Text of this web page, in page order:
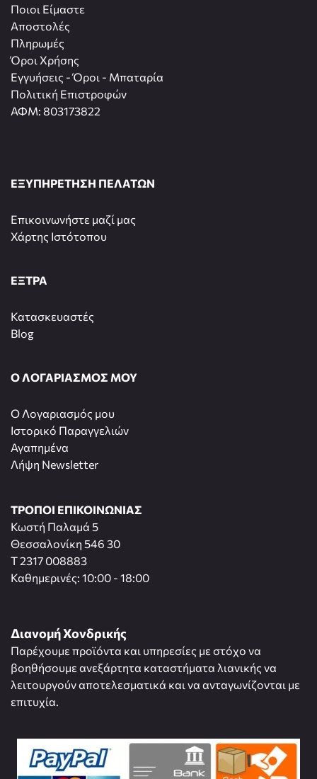
Ποιοι Είμαστε
Αποστολές
Πληρωμές
Όροι Χρήσης
Εγγυήσεις - Όροι - Μπαταρία
Πολιτική Επιστροφών
ΑΦΜ: 803173822
ΕΞΥΠΗΡΕΤΗΣΗ ΠΕΛΑΤΩΝ
Επικοινωνήστε μαζί μας
Χάρτης Ιστότοπου
ΕΞΤΡΑ
Κατασκευαστές
Blog
Ο ΛΟΓΑΡΙΑΣΜΟΣ ΜΟΥ
O Λογαριασμός μου
Ιστορικό Παραγγελιών
Αγαπημένα
Λήψη Newsletter
ΤΡΟΠΟΙ ΕΠΙΚΟΙΝΩΝΙΑΣ
Κωστή Παλαμά 5
Θεσσαλονίκη 546 30
T 2317 008883
Καθημερινές: 10:00 - 18:00
Διανομή Χονδρικής
Παρέχουμε προϊόντα και υπηρεσίες με στόχο να
βοηθήσουμε ανεξάρτητα καταστήματα λιανικής να
λειτουργούν αποτελεσματικά και να ανταγωνίζονται με
επιτυχία.